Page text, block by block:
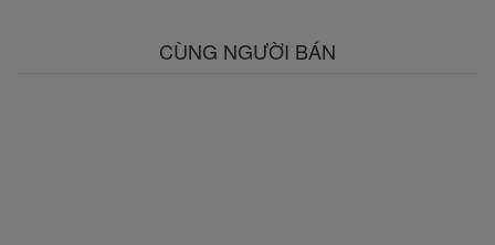
CÙNG NGƯỜI BÁN